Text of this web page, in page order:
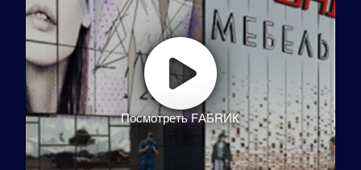
Посмотреть FАБRИК